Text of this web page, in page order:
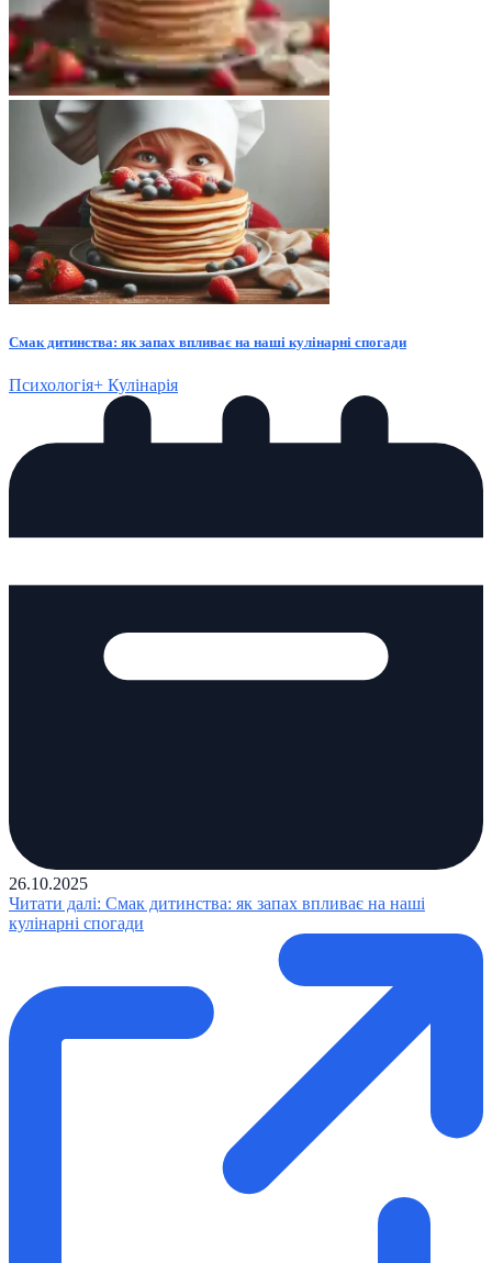
Смак дитинства: як запах впливає на наші кулінарні спогади
Психологія+ Кулінарія
26.10.2025
Читати далі: Смак дитинства: як запах впливає на наші
кулінарні спогади